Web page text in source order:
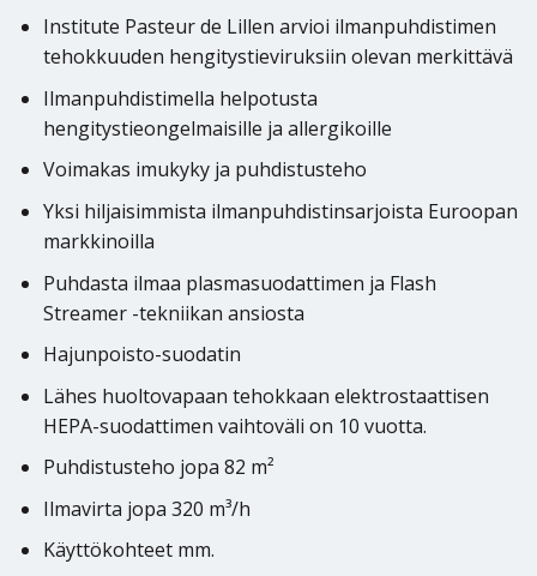
Institute Pasteur de Lillen arvioi ilmanpuhdistimen
tehokkuuden hengitystieviruksiin olevan merkittävä
Ilmanpuhdistimella helpotusta
hengitystieongelmaisille ja allergikoille
Voimakas imukyky ja puhdistusteho
Yksi hiljaisimmista ilmanpuhdistinsarjoista Euroopan
markkinoilla
Puhdasta ilmaa plasmasuodattimen ja Flash
Streamer -tekniikan ansiosta
Hajunpoisto-suodatin
Lähes huoltovapaan tehokkaan elektrostaattisen
HEPA-suodattimen vaihtoväli on 10 vuotta.
Puhdistusteho jopa 82 m²
Ilmavirta jopa 320 m³/h
Käyttökohteet mm.